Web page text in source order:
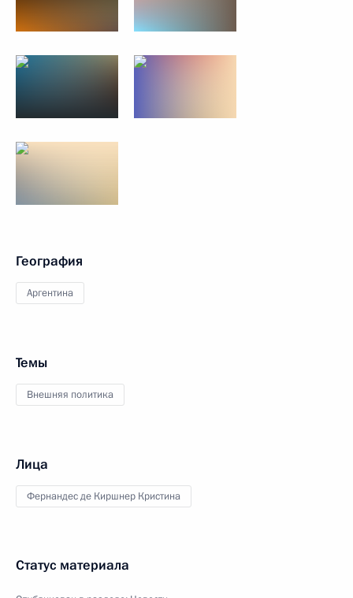
География
Аргентина
Темы
Внешняя политика
Лица
Фернандес де Киршнер Кристина
Статус материала